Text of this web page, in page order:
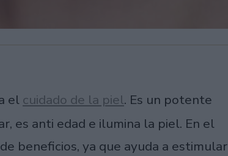
el cuidado de la piel. Es un potente
es anti edad e ilumina la piel. En el
beneficios, ya que ayuda a estimular